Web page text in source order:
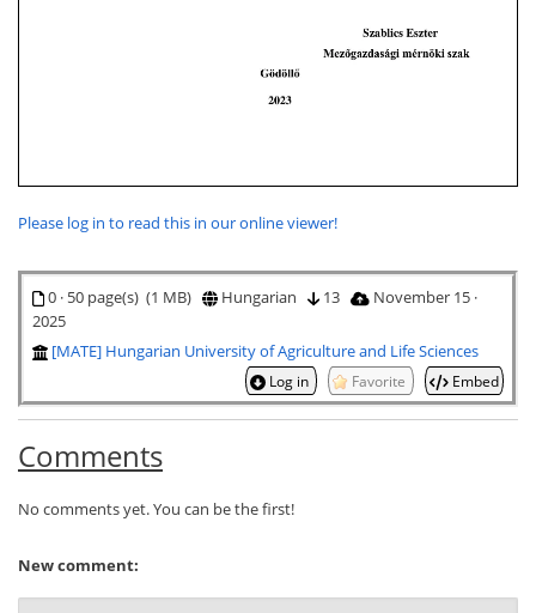
Please log in to read this in our online viewer!
0 · 50 page(s) (1 MB) Hungarian 13
November 15 ·
2025
[MATE] Hungarian University of Agriculture and Life Sciences
Log in Favorite Embed
Comments
No comments yet. You can be the first!
New comment: